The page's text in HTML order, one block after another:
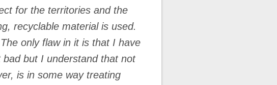
for the territories and the
recyclable material is used.
only flaw in it is that I have
but I understand that not
is in some way treating